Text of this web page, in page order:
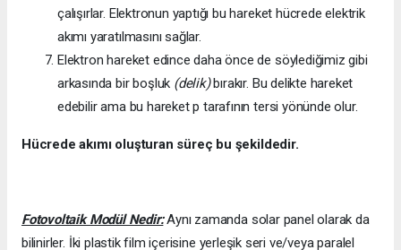
çalışırlar. Elektronun yaptığı bu hareket hücrede elektrik
akımı yaratılmasını sağlar.
Elektron hareket edince daha önce de söylediğimiz gibi
arkasında bir boşluk (delik)bırakır. Bu delikte hareket
edebilir ama bu hareket p tarafının tersi yönünde olur.
Hücrede akımı oluşturan süreç bu şekildedir.
Fotovoltaik Modül Nedir:Aynı zamanda solar panel olarak da
bilinirler. İki plastik film içerisine yerleşik seri ve/veya paralel